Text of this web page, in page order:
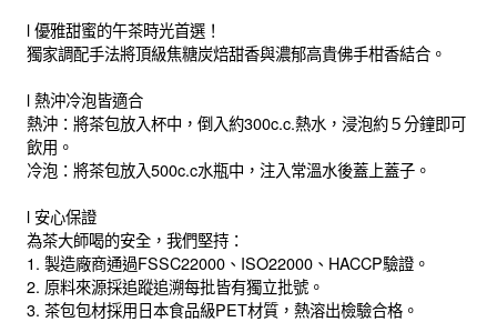
l 優雅甜蜜的午茶時光首選！
獨家調配手法將頂級焦糖炭焙甜香與濃郁高貴佛手柑香結合。
l 熱沖冷泡皆適合
熱沖：將茶包放入杯中，倒入約300c.c.熱水，浸泡約５分鐘即可
飲用。
冷泡：將茶包放入500c.c水瓶中，注入常溫水後蓋上蓋子。
l 安心保證
為茶大師喝的安全，我們堅持：
1. 製造廠商通過FSSC22000、ISO22000、HACCP驗證。
2. 原料來源採追蹤追溯每批皆有獨立批號。
3. 茶包包材採用日本食品級PET材質，熱溶出檢驗合格。